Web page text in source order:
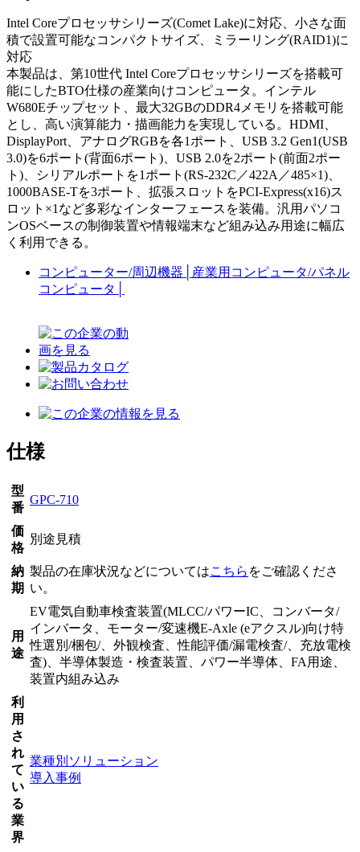
Intel Coreプロセッサシリーズ(Comet Lake)に対応、小さな面
積で設置可能なコンパクトサイズ、ミラーリング(RAID1)に
対応
本製品は、第10世代 Intel Coreプロセッサシリーズを搭載可
能にしたBTO仕様の産業向けコンピュータ。インテル
W680Eチップセット、最大32GBのDDR4メモリを搭載可能
とし、高い演算能力・描画能力を実現している。HDMI、
DisplayPort、アナログRGBを各1ポート、USB 3.2 Gen1(USB
3.0)を6ポート(背面6ポート)、USB 2.0を2ポート(前面2ポー
ト)、シリアルポートを1ポート(RS-232C／422A／485×1)、
1000BASE-Tを3ポート、拡張スロットをPCI-Express(x16)ス
ロット×1など多彩なインターフェースを装備。汎用パソコ
ンOSベースの制御装置や情報端末など組み込み用途に幅広
く利用できる。
コンピューター/周辺機器
産業用コンピュータ/パネル
コンピュータ
仕様
型
番
GPC-710
価
格
別途見積
納
期
製品の在庫状況などについてはこちら をご確認くださ
い。
用
途
EV電気自動車検査装置(MLCC/パワーIC、コンバータ/
インバータ、モーター/変速機E-Axle (eアクスル)向け特
性選別/梱包/、外観検査、性能評価/漏電検査/、充放電検
査)、半導体製造・検査装置、パワー半導体、FA用途、
装置内組み込み
利
用
さ
れ
て
い
る
業
界
業種別ソリューション
導入事例